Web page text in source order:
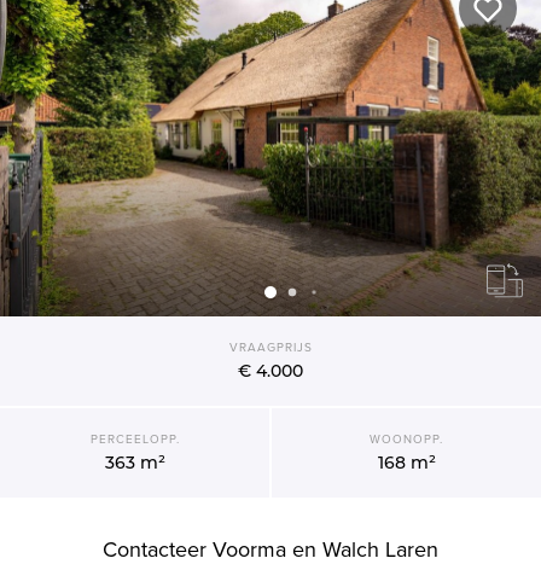
VRAAGPRIJS
€ 4.000
PERCEELOPP.
363 m²
WOONOPP.
168 m²
Contacteer Voorma en Walch Laren